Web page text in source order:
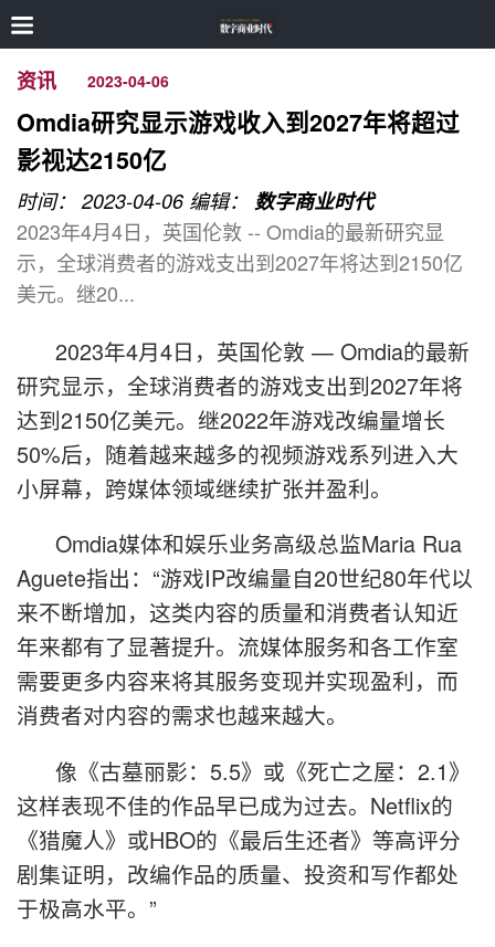
资讯 2023-04-06
Omdia研究显示游戏收入到2027年将超过
影视达2150亿
时间： 2023-04-06 编辑： 数字商业时代
2023年4月4日，英国伦敦 -- Omdia的最新研究显
示，全球消费者的游戏支出到2027年将达到2150亿
美元。继20...
2023年4月4日，英国伦敦 — Omdia的最新
研究显示，全球消费者的游戏支出到2027年将
达到2150亿美元。继2022年游戏改编量增长
50%后，随着越来越多的视频游戏系列进入大
小屏幕，跨媒体领域继续扩张并盈利。
Omdia媒体和娱乐业务高级总监Maria Rua
Aguete指出：“游戏IP改编量自20世纪80年代以
来不断增加，这类内容的质量和消费者认知近
年来都有了显著提升。流媒体服务和各工作室
需要更多内容来将其服务变现并实现盈利，而
消费者对内容的需求也越来越大。
像《古墓丽影：5.5》或《死亡之屋：2.1》
这样表现不佳的作品早已成为过去。Netflix的
《猎魔人》或HBO的《最后生还者》等高评分
剧集证明，改编作品的质量、投资和写作都处
于极高水平。”